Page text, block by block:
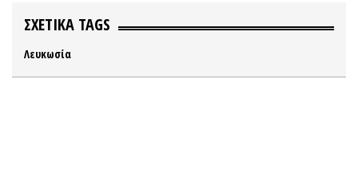
ΣΧΕΤΙΚΑ TAGS
Λευκωσία